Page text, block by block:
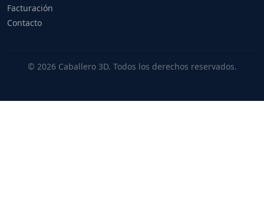
Facturación
Contacto
© 2026 Caballero 3D. Todos los derechos reservados.